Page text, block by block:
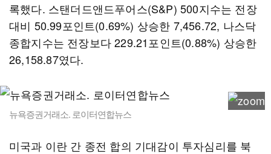
록했다. 스탠더드앤드푸어스(S&P) 500지수는 전장
대비 50.99포인트(0.69%) 상승한 7,456.72, 나스닥
종합지수는 전장보다 229.21포인트(0.88%) 상승한
26,158.87였다.
뉴욕증권거래소. 로이터연합뉴스
미국과 이란 간 종전 합의 기대감이 투자심리를 북